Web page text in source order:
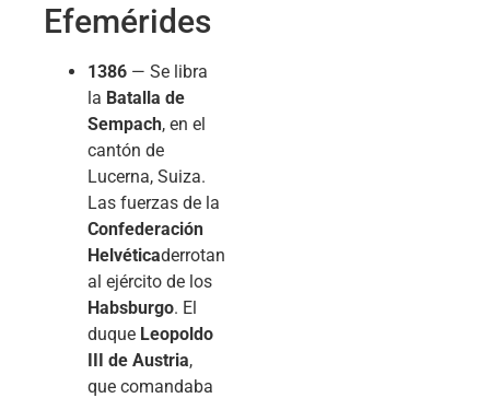
Efemérides
1386 — Se libra
la Batalla de
Sempach, en el
cantón de
Lucerna, Suiza.
Las fuerzas de la
Confederación
Helvéticaderrotan
al ejército de los
Habsburgo. El
duque Leopoldo
III de Austria,
que comandaba